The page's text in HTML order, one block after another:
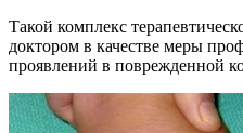
Такой комплекс
доктором в качестве меры
проявлений в поврежденной